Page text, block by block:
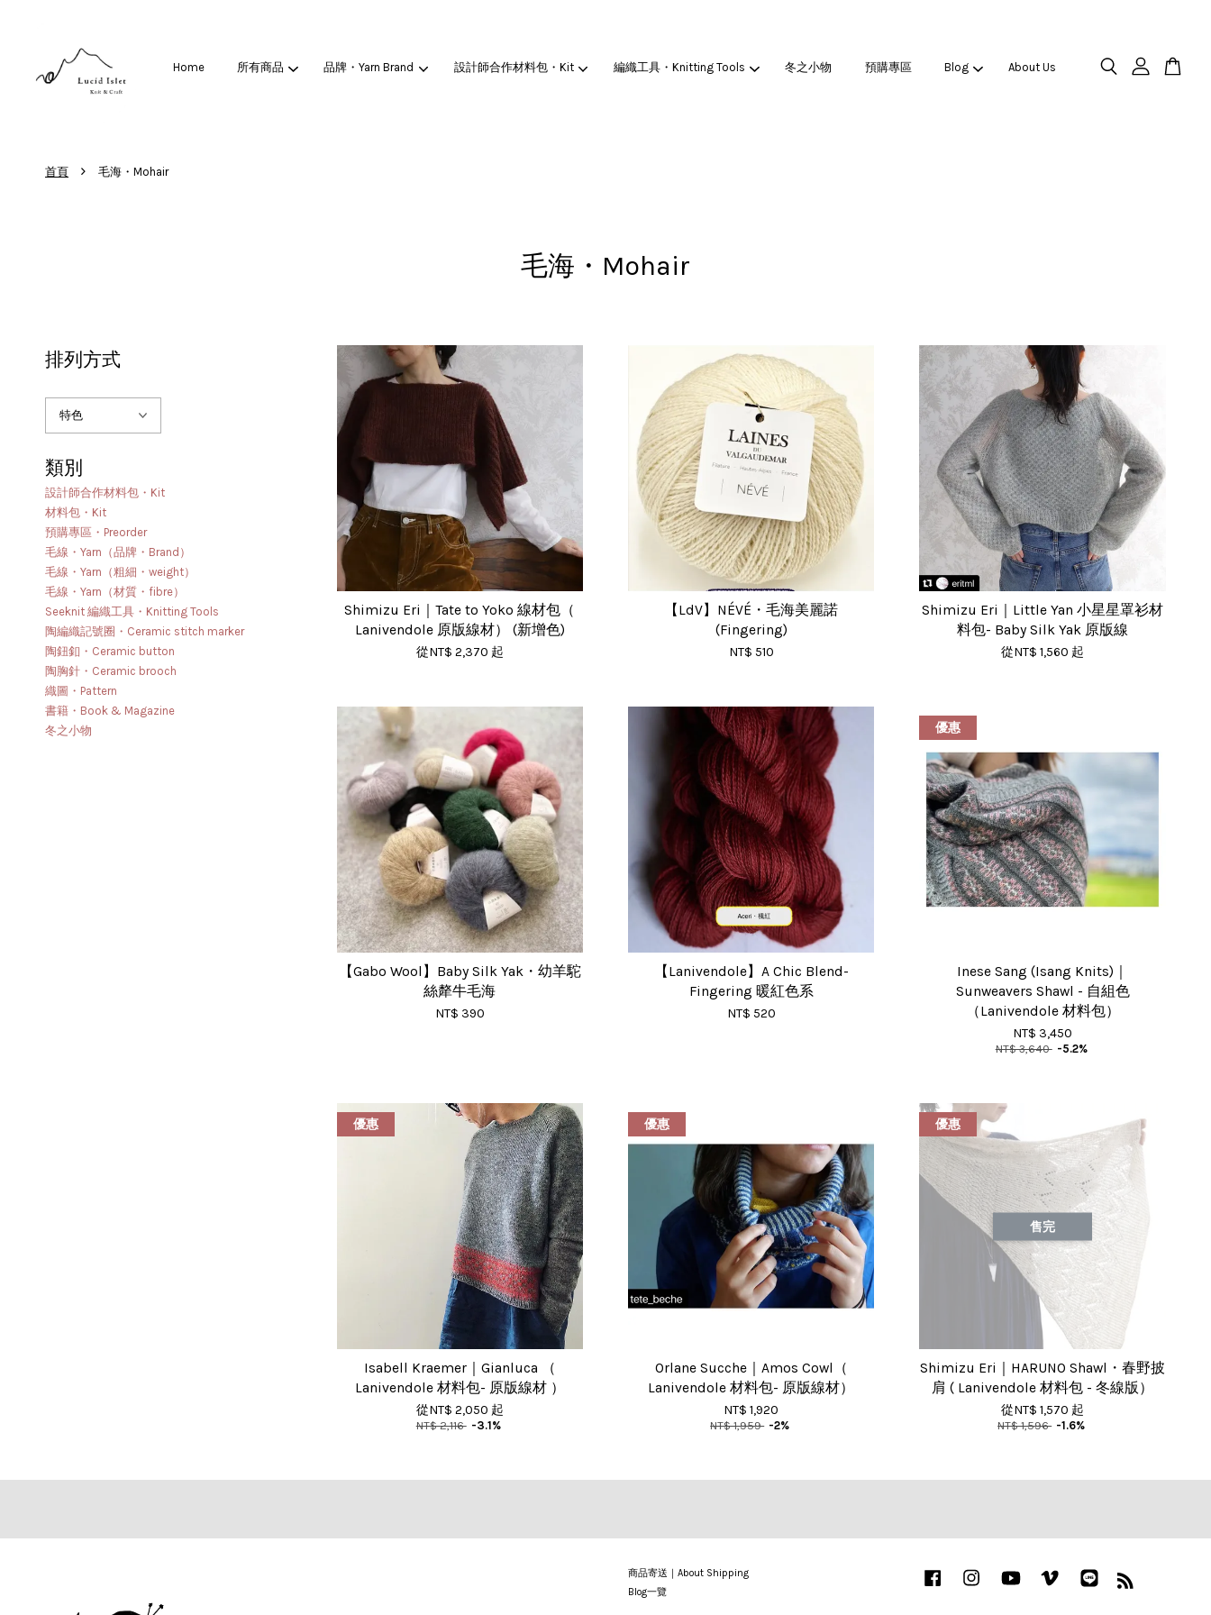
Home 所有商品 品牌・Yarn Brand 設計師合作材料包・Kit 編織工具・Knitting Tools 冬之小物 預購專區 Blog About Us
首頁 › 毛海・Mohair
毛海・Mohair
排列方式
類別
設計師合作材料包・Kit
材料包・Kit
預購專區・Preorder
毛線・Yarn（品牌・Brand）
毛線・Yarn（粗細・weight）
毛線・Yarn（材質・fibre）
Seeknit 編織工具・Knitting Tools
陶編織記號圈・Ceramic stitch marker
陶鈕釦・Ceramic button
陶胸針・Ceramic brooch
織圖・Pattern
書籍・Book & Magazine
冬之小物
Shimizu Eri｜Tate to Yoko 線材包（
Lanivendole 原版線材） (新增色)
從NT$ 2,370 起
【LdV】NÉVÉ・毛海美麗諾
(Fingering)
NT$ 510
Shimizu Eri｜Little Yan 小星星罩衫材
料包- Baby Silk Yak 原版線
從NT$ 1,560 起
【Gabo Wool】Baby Silk Yak・幼羊駝
絲犛牛毛海
NT$ 390
【Lanivendole】A Chic Blend-
Fingering 暖紅色系
NT$ 520
優惠
Inese Sang (Isang Knits)｜
Sunweavers Shawl - 自組色
（Lanivendole 材料包）
NT$ 3,450
NT$ 3,640 -5.2%
優惠
Isabell Kraemer｜Gianluca （
Lanivendole 材料包- 原版線材 ）
從NT$ 2,050 起
NT$ 2,116 -3.1%
優惠
Orlane Sucche｜Amos Cowl（
Lanivendole 材料包- 原版線材）
NT$ 1,920
NT$ 1,959 -2%
優惠
售完
Shimizu Eri｜HARUNO Shawl・春野披
肩 ( Lanivendole 材料包 - 冬線版）
從NT$ 1,570 起
NT$ 1,596 -1.6%
商品寄送｜About Shipping
Blog一覽
Facebook InstagramYouTube Vimeo Line